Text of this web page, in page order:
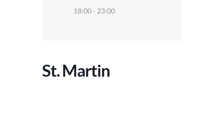
18:00 - 23:00
St. Martin